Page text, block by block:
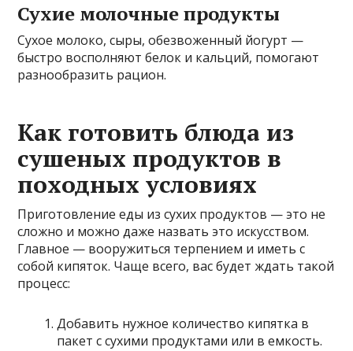
Сухие молочные продукты
Сухое молоко, сыры, обезвоженный йогурт —
быстро восполняют белок и кальций, помогают
разнообразить рацион.
Как готовить блюда из
сушеных продуктов в
походных условиях
Приготовление еды из сухих продуктов — это не
сложно и можно даже назвать это искусством.
Главное — вооружиться терпением и иметь с
собой кипяток. Чаще всего, вас будет ждать такой
процесс:
Добавить нужное количество кипятка в
пакет с сухими продуктами или в емкость.